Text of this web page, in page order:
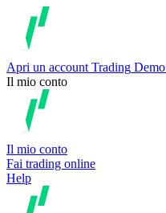
Apri un account Trading Demo
Il mio conto
Il mio conto
Fai trading online
Help